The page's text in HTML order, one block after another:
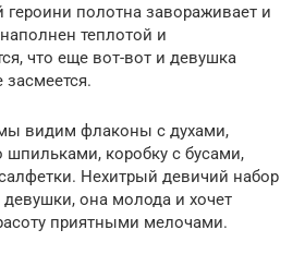
героини полотна завораживает и
теплотой и
что еще вот-вот и девушка
засмеется.
видим флаконы с духами,
коробку с бусами,
Нехитрый девичий набор
девушки, она молода и хочет
приятными мелочами.